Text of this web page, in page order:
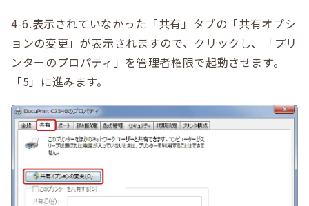
4-6.表示されていなかった「共有」タブの「共有オプシ
ョンの変更」が表示されますので、クリックし、「プリ
ンターのプロパティ」を管理者権限で起動させます。
「5」に進みます。